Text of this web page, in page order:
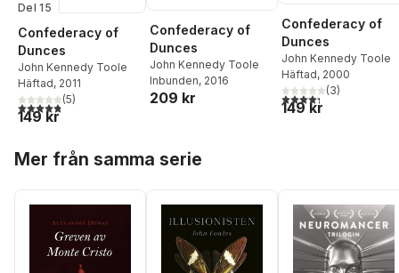
Del 15
Confederacy of
Dunces
John Kennedy Toole
Häftad, 2011
4,8utav 5 stjärnor. Totalt antal röster:
(5)
149 kr
Confederacy of
Dunces
John Kennedy Toole
Inbunden, 2016
209 kr
Confederacy of
Dunces
John Kennedy Toole
Häftad, 2000
4,3utav 5 stjärnor.
(3)
149 kr
Mer från samma serie